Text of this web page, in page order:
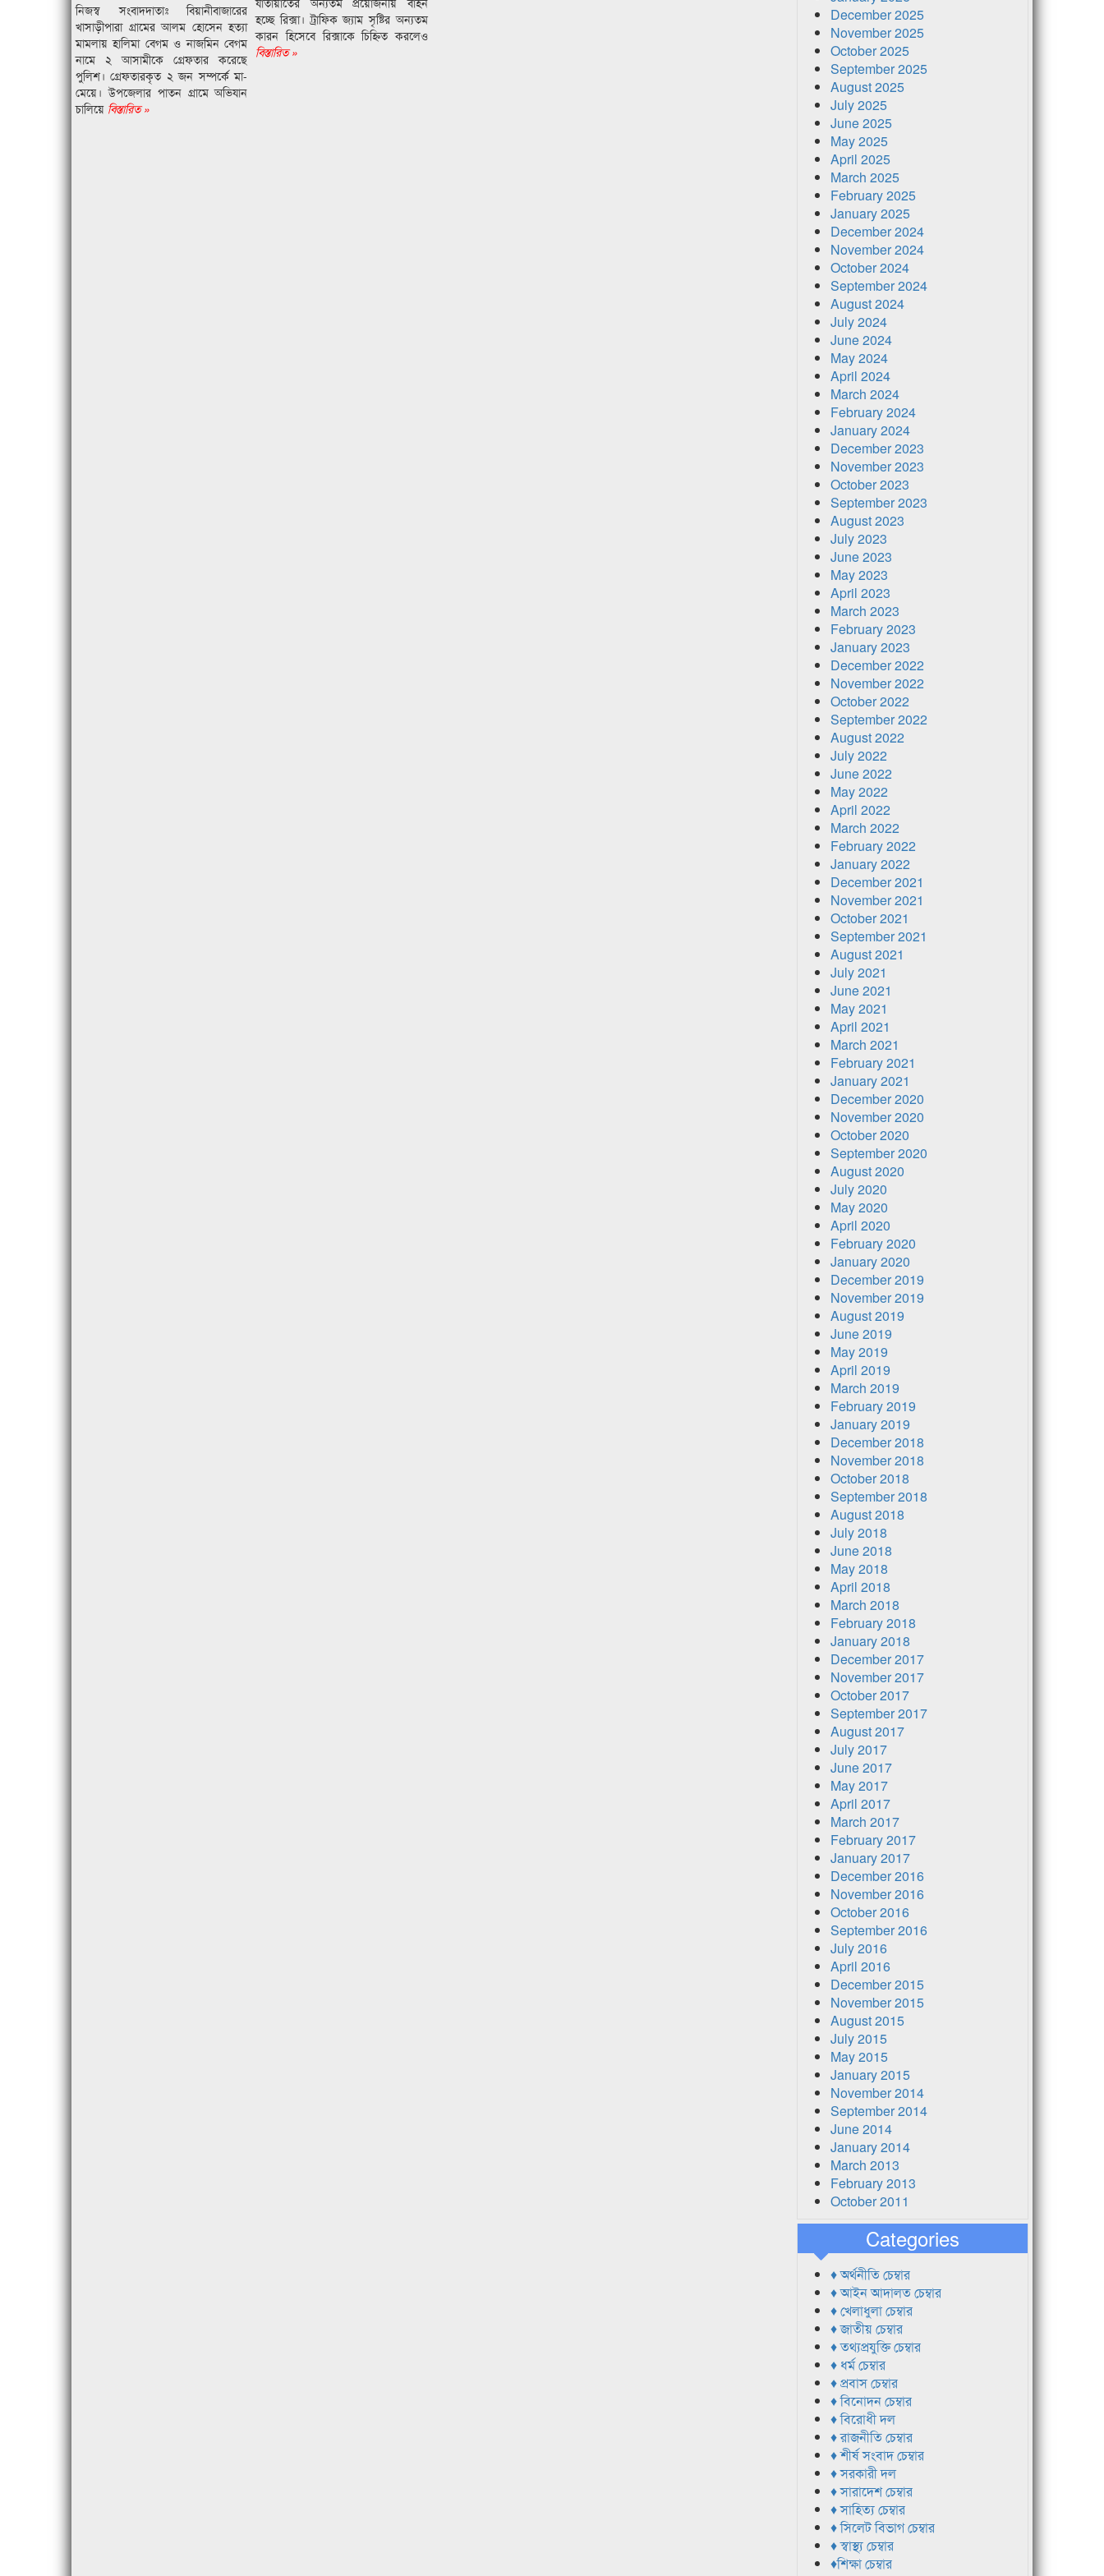
নিজস্ব সংবাদদাতাঃ বিয়ানীবাজারের
খাসাড়ীপারা গ্রামের আলম হোসেন হত্যা
মামলায় হালিমা বেগম ও নাজমিন বেগম
নামে ২ আসামীকে গ্রেফতার করেছে
পুলিশ। গ্রেফতারকৃত ২ জন সম্পর্কে মা-
মেয়ে। উপজেলার পাতন গ্রামে অভিযান
চালিয়ে বিস্তারিত »
হচ্ছে রিক্সা। ট্রাফিক জ্যাম সৃষ্টির অন্যতম
কারন হিসেবে রিক্সাকে চিহ্নিত করলেও
বিস্তারিত »
December 2025
November 2025
October 2025
September 2025
August 2025
July 2025
June 2025
May 2025
April 2025
March 2025
February 2025
January 2025
December 2024
November 2024
October 2024
September 2024
August 2024
July 2024
June 2024
May 2024
April 2024
March 2024
February 2024
January 2024
December 2023
November 2023
October 2023
September 2023
August 2023
July 2023
June 2023
May 2023
April 2023
March 2023
February 2023
January 2023
December 2022
November 2022
October 2022
September 2022
August 2022
July 2022
June 2022
May 2022
April 2022
March 2022
February 2022
January 2022
December 2021
November 2021
October 2021
September 2021
August 2021
July 2021
June 2021
May 2021
April 2021
March 2021
February 2021
January 2021
December 2020
November 2020
October 2020
September 2020
August 2020
July 2020
May 2020
April 2020
February 2020
January 2020
December 2019
November 2019
August 2019
June 2019
May 2019
April 2019
March 2019
February 2019
January 2019
December 2018
November 2018
October 2018
September 2018
August 2018
July 2018
June 2018
May 2018
April 2018
March 2018
February 2018
January 2018
December 2017
November 2017
October 2017
September 2017
August 2017
July 2017
June 2017
May 2017
April 2017
March 2017
February 2017
January 2017
December 2016
November 2016
October 2016
September 2016
July 2016
April 2016
December 2015
November 2015
August 2015
July 2015
May 2015
January 2015
November 2014
September 2014
June 2014
January 2014
March 2013
February 2013
October 2011
Categories
♦ অর্থনীতি চেম্বার
♦ আইন আদালত চেম্বার
♦ খেলাধুলা চেম্বার
♦ জাতীয় চেম্বার
♦ তথ্যপ্রযুক্তি চেম্বার
♦ ধর্ম চেম্বার
♦ প্রবাস চেম্বার
♦ বিনোদন চেম্বার
♦ বিরোধী দল
♦ রাজনীতি চেম্বার
♦ শীর্ষ সংবাদ চেম্বার
♦ সরকারী দল
♦ সারাদেশ চেম্বার
♦ সাহিত্য চেম্বার
♦ সিলেট বিভাগ চেম্বার
♦ স্বাস্থ্য চেম্বার
♦শিক্ষা চেম্বার